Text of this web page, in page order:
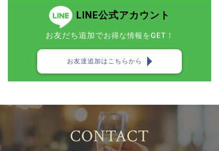
LINE公式アカウント
お友だち追加でお得な情報をGET！
お友達追加はこちらから
CONTACT